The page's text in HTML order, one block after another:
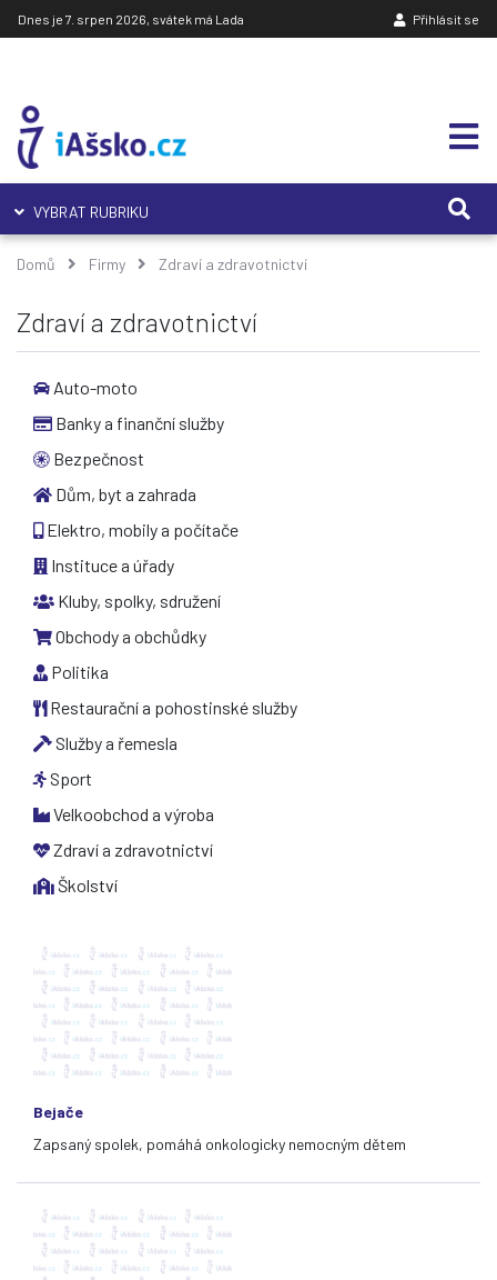
Dnes je 7. srpen 2026, svátek má Lada Přihlásit se
VYBRAT RUBRIKU
Domů Firmy Zdraví a zdravotnictví
Zdraví a zdravotnictví
Auto-moto
Banky a finanční služby
Bezpečnost
Dům, byt a zahrada
Elektro, mobily a počítače
Instituce a úřady
Kluby, spolky, sdružení
Obchody a obchůdky
Politika
Restaurační a pohostinské služby
Služby a řemesla
Sport
Velkoobchod a výroba
Zdraví a zdravotnictví
Školství
Bejače
Zapsaný spolek, pomáhá onkologicky nemocným dětem